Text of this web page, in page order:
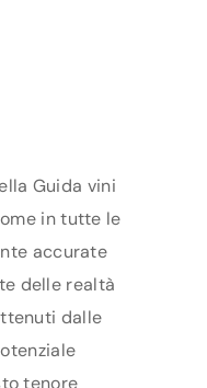
Guida vini
in tutte le
accurate
delle realtà
dalle
tenore